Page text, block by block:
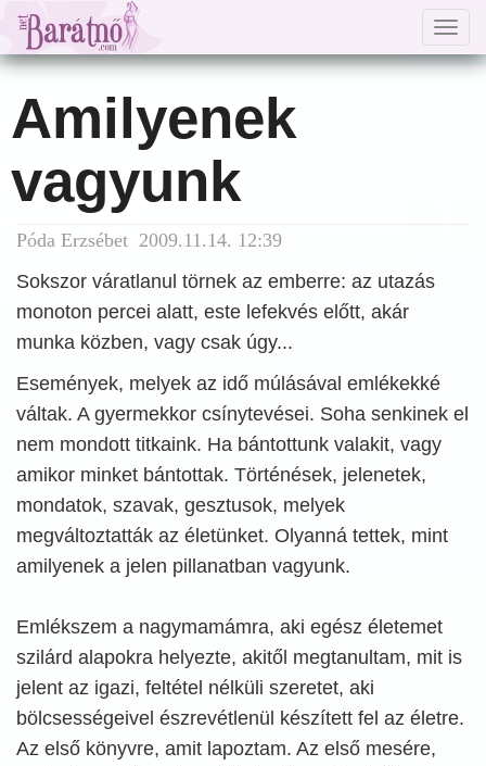
Amilyenek
vagyunk
Póda Erzsébet 2009.11.14. 12:39
Sokszor váratlanul törnek az emberre: az utazás
monoton percei alatt, este lefekvés előtt, akár
munka közben, vagy csak úgy...
Események, melyek az idő múlásával emlékekké
váltak. A gyermekkor csínytevései. Soha senkinek el
nem mondott titkaink. Ha bántottunk valakit, vagy
amikor minket bántottak. Történések, jelenetek,
mondatok, szavak, gesztusok, melyek
megváltoztatták az életünket. Olyanná tettek, mint
amilyenek a jelen pillanatban vagyunk.
Emlékszem a nagymamámra, aki egész életemet
szilárd alapokra helyezte, akitől megtanultam, mit is
jelent az igazi, feltétel nélküli szeretet, aki
bölcsességeivel észrevétlenül készített fel az életre.
Az első könyvre, amit lapoztam. Az első mesére,